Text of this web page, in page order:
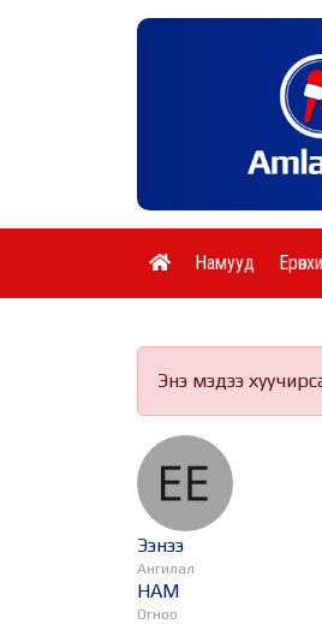
Намууд
Энэ мэдээ
Ээнээ
Ангилал
НАМ
Огноо